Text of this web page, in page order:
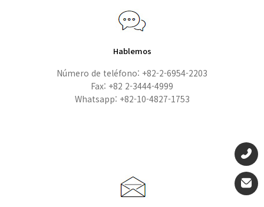
Hablemos
Número de teléfono: +82-2-6954-2203
Fax: +82 2-3444-4999
Whatsapp: +82-10-4827-1753